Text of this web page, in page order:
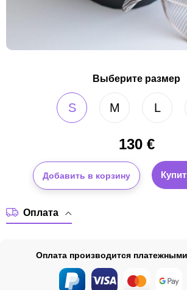
Выберите размер
S M L
130€
Добавить в корзину
Оплата
Оплата производится